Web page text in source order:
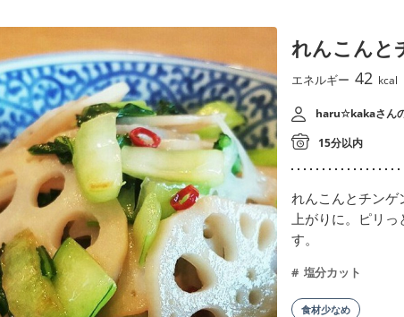
れんこんと
エネルギー 42 kcal
haru☆kakaさん
15分以内
れんこんとチンゲ
上がりに。ピリっ
す。
塩分カット
食材少なめ